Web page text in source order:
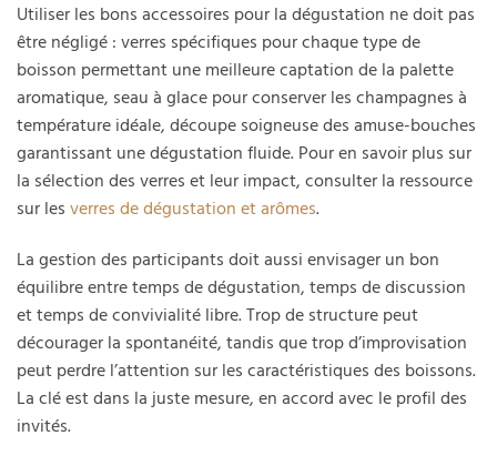
Utiliser les bons accessoires pour la dégustation ne doit pas
être négligé : verres spécifiques pour chaque type de
boisson permettant une meilleure captation de la palette
aromatique, seau à glace pour conserver les champagnes à
température idéale, découpe soigneuse des amuse-bouches
garantissant une dégustation fluide. Pour en savoir plus sur
la sélection des verres et leur impact, consulter la ressource
sur les verres de dégustation et arômes.
La gestion des participants doit aussi envisager un bon
équilibre entre temps de dégustation, temps de discussion
et temps de convivialité libre. Trop de structure peut
décourager la spontanéité, tandis que trop d’improvisation
peut perdre l’attention sur les caractéristiques des boissons.
La clé est dans la juste mesure, en accord avec le profil des
invités.